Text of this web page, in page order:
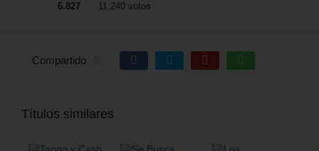
6.827 11,240 votos
Compartido
Títulos similares